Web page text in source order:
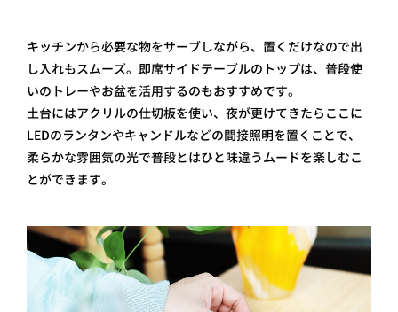
キッチンから必要な物をサーブしながら、置くだけなので出
し入れもスムーズ。即席サイドテーブルのトップは、普段使
いのトレーやお盆を活用するのもおすすめです。
土台にはアクリルの仕切板を使い、夜が更けてきたらここに
LEDのランタンやキャンドルなどの間接照明を置くことで、
柔らかな雰囲気の光で普段とはひと味違うムードを楽しむこ
とができます。